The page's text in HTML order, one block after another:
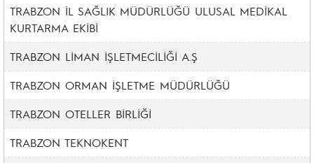
TRABZON İL SAĞLIK MÜDÜRLÜĞÜ ULUSAL MEDİKAL
KURTARMA EKİBİ
TRABZON LİMAN İŞLETMECİLİĞİ A.Ş
TRABZON ORMAN İŞLETME MÜDÜRLÜĞÜ
TRABZON OTELLER BİRLİĞİ
TRABZON TEKNOKENT